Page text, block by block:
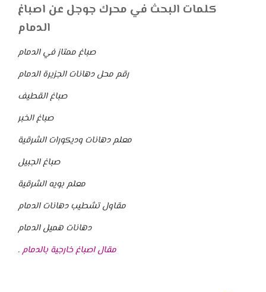
كلمات البحث في محرك جوجل عن اصباغ
الدمام
صباغ ممتاز في الدمام
رقم محل دهانات الجزيرة الدمام
صباغ القطيف
صباغ الخبر
معلم دهانات وديكورات الشرقية
صباغ الجبيل
معلم بويه الشرقية
مقاول تشطيب دهانات الدمام
دهانات هميل الدمام
مقال اصباغ خارجية بالدمام.